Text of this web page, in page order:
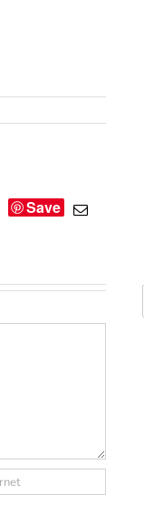
TumblrSave Email